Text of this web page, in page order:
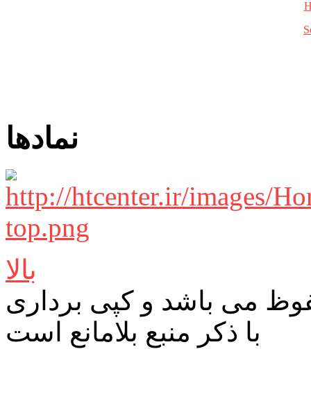
نمادها
بالا
می باشد و کپی برداری
با ذکر منبع بلامانع است